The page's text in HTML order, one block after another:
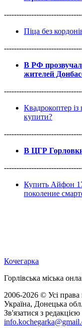
Піца без
В РФ
жителей
Квадрокоптер
купити?
В ЦГР Горловки
Купить Айфон
поколение
Кочегарка
Горлівська міська
2006-2026 © Усі
Україна, Донецька
Зв'язатися з